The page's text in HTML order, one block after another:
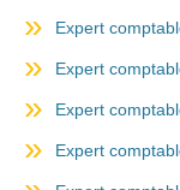
Expert
Expert
Expert
Expert